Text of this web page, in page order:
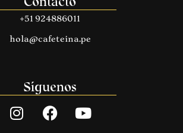
+51 924886011
hola@cafeteina.pe
Síguenos